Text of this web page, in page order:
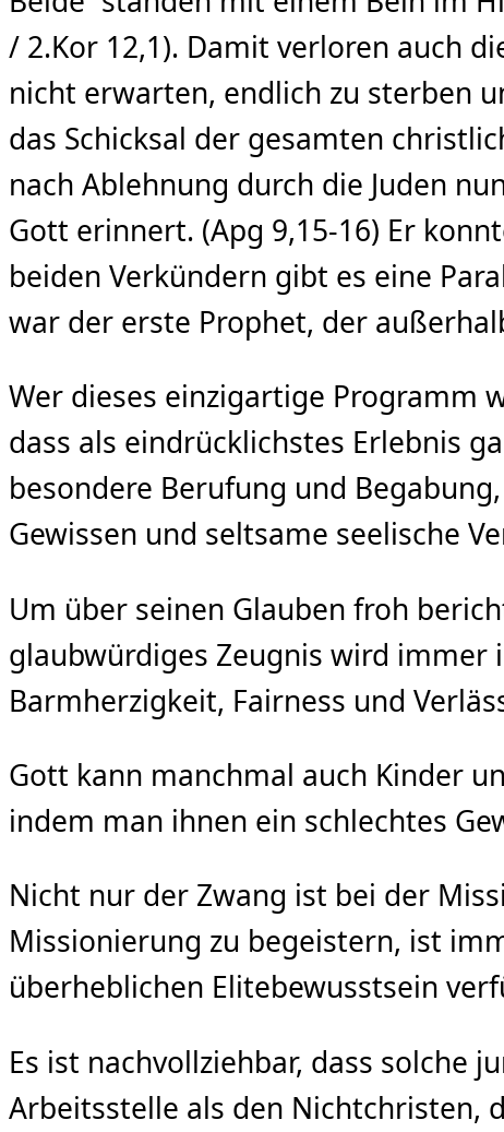
/ 2.Kor 12,1). Damit verloren auch
nicht erwarten, endlich zu sterben
das Schicksal der gesamten
nach Ablehnung durch die Juden
Gott erinnert. (Apg 9,15-16) Er
beiden Verkündern gibt es eine
war der erste Prophet, der
Wer dieses einzigartige Programm
dass als eindrücklichstes Erlebnis
besondere Berufung und
Gewissen und seltsame seelische
Um über seinen Glauben froh
glaubwürdiges Zeugnis wird immer
Barmherzigkeit, Fairness und
Gott kann manchmal auch Kinder
indem man ihnen ein schlechtes
Nicht nur der Zwang ist bei der
Missionierung zu begeistern, ist
überheblichen Elitebewusstsein
Es ist nachvollziehbar, dass solche
Arbeitsstelle als den Nichtchristen,